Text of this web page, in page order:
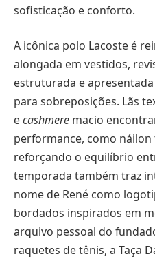
sofisticação e conforto.
A icônica polo Lacoste é
alongada em vestidos,
estruturada e
para sobreposições. Lãs
ecashmere macio
performance, como
reforçando o equilíbrio
temporada também traz
nome de René como
bordados inspirados em
arquivo pessoal do
raquetes de tênis, a Taça